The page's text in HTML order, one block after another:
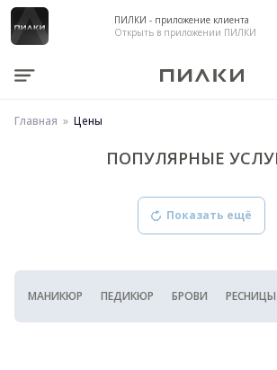
ПИЛКИ - приложение клиента
Открыть в приложении ПИЛКИ
Главная Цены
ПОПУЛЯРНЫЕ
Показать ещё
МАНИКЮР ПЕДИКЮР БРОВИ РЕСНИЦЫ